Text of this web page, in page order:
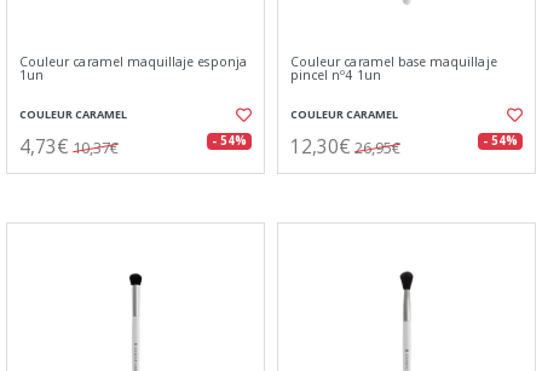
Couleur caramel maquillaje esponja
1un
COULEUR CARAMEL
4,73€ 10,37€ - 54%
Couleur caramel base maquillaje
pincel nº4 1un
COULEUR CARAMEL
12,30€ 26,95€ - 54%